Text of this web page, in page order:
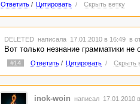
Ответить/ Цитировать / Скрыть ветку
DELETED написала 17.01.2010 в 16:49 в
Вот только незнание грамматики
#14 Ответить/ Цитировать / Скрыть
inok-woin написал 17.01.2010